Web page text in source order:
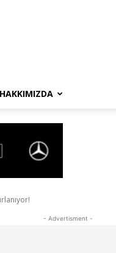
HAKKIMIZDA
- Advertisment -